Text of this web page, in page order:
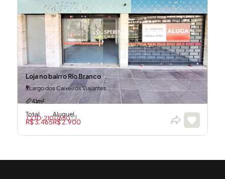
Loja no bairro Rio Branco
Largo dos Caixeiros Viajantes
41m²
Total
R$ 3.465
Aluguel
R$ 2.900
CÓD: 21017650